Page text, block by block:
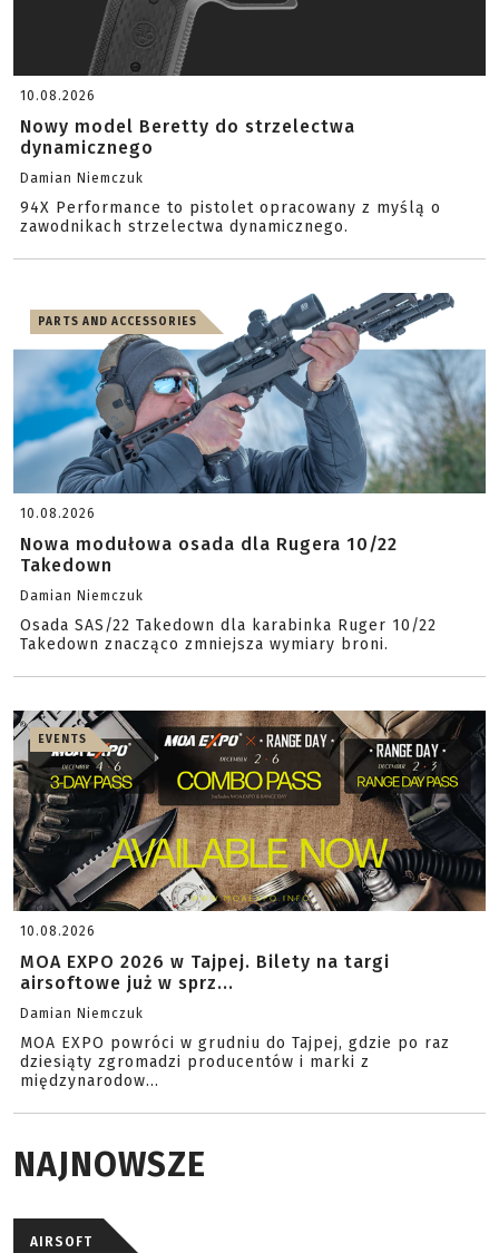
10.08.2026
Nowy model Beretty do strzelectwa
dynamicznego
Damian Niemczuk
94X Performance to pistolet opracowany z myślą o
zawodnikach strzelectwa dynamicznego.
PARTS AND ACCESSORIES
10.08.2026
Nowa modułowa osada dla Rugera 10/22
Takedown
Damian Niemczuk
Osada SAS/22 Takedown dla karabinka Ruger 10/22
Takedown znacząco zmniejsza wymiary broni.
EVENTS
10.08.2026
MOA EXPO 2026 w Tajpej. Bilety na targi
airsoftowe już w sprz...
Damian Niemczuk
MOA EXPO powróci w grudniu do Tajpej, gdzie po raz
dziesiąty zgromadzi producentów i marki z
międzynarodow...
NAJNOWSZE
AIRSOFT